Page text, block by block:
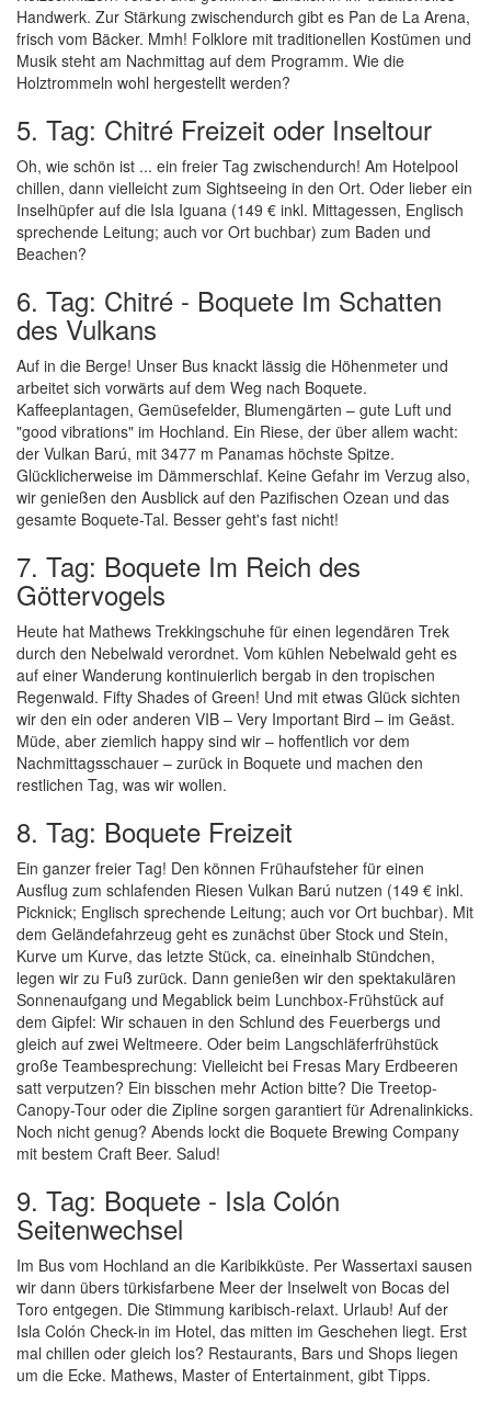
Handwerk. Zur Stärkung zwischendurch gibt es Pan de La Arena,
frisch vom Bäcker. Mmh! Folklore mit traditionellen Kostümen und
Musik steht am Nachmittag auf dem Programm. Wie die
Holztrommeln wohl hergestellt werden?
5. Tag: Chitré Freizeit oder Inseltour
Oh, wie schön ist ... ein freier Tag zwischendurch! Am Hotelpool
chillen, dann vielleicht zum Sightseeing in den Ort. Oder lieber ein
Inselhüpfer auf die Isla Iguana (149 € inkl. Mittagessen, Englisch
sprechende Leitung; auch vor Ort buchbar) zum Baden und
Beachen?
6. Tag: Chitré - Boquete Im Schatten
des Vulkans
Auf in die Berge! Unser Bus knackt lässig die Höhenmeter und
arbeitet sich vorwärts auf dem Weg nach Boquete.
Kaffeeplantagen, Gemüsefelder, Blumengärten – gute Luft und
"good vibrations" im Hochland. Ein Riese, der über allem wacht:
der Vulkan Barú, mit 3477 m Panamas höchste Spitze.
Glücklicherweise im Dämmerschlaf. Keine Gefahr im Verzug also,
wir genießen den Ausblick auf den Pazifischen Ozean und das
gesamte Boquete-Tal. Besser geht's fast nicht!
7. Tag: Boquete Im Reich des
Göttervogels
Heute hat Mathews Trekkingschuhe für einen legendären Trek
durch den Nebelwald verordnet. Vom kühlen Nebelwald geht es
auf einer Wanderung kontinuierlich bergab in den tropischen
Regenwald. Fifty Shades of Green! Und mit etwas Glück sichten
wir den ein oder anderen VIB – Very Important Bird – im Geäst.
Müde, aber ziemlich happy sind wir – hoffentlich vor dem
Nachmittagsschauer – zurück in Boquete und machen den
restlichen Tag, was wir wollen.
8. Tag: Boquete Freizeit
Ein ganzer freier Tag! Den können Frühaufsteher für einen
Ausflug zum schlafenden Riesen Vulkan Barú nutzen (149 € inkl.
Picknick; Englisch sprechende Leitung; auch vor Ort buchbar). Mit
dem Geländefahrzeug geht es zunächst über Stock und Stein,
Kurve um Kurve, das letzte Stück, ca. eineinhalb Stündchen,
legen wir zu Fuß zurück. Dann genießen wir den spektakulären
Sonnenaufgang und Megablick beim Lunchbox-Frühstück auf
dem Gipfel: Wir schauen in den Schlund des Feuerbergs und
gleich auf zwei Weltmeere. Oder beim Langschläferfrühstück
große Teambesprechung: Vielleicht bei Fresas Mary Erdbeeren
satt verputzen? Ein bisschen mehr Action bitte? Die Treetop-
Canopy-Tour oder die Zipline sorgen garantiert für Adrenalinkicks.
Noch nicht genug? Abends lockt die Boquete Brewing Company
mit bestem Craft Beer. Salud!
9. Tag: Boquete - Isla Colón
Seitenwechsel
Im Bus vom Hochland an die Karibikküste. Per Wassertaxi sausen
wir dann übers türkisfarbene Meer der Inselwelt von Bocas del
Toro entgegen. Die Stimmung karibisch-relaxt. Urlaub! Auf der
Isla Colón Check-in im Hotel, das mitten im Geschehen liegt. Erst
mal chillen oder gleich los? Restaurants, Bars und Shops liegen
um die Ecke. Mathews, Master of Entertainment, gibt Tipps.